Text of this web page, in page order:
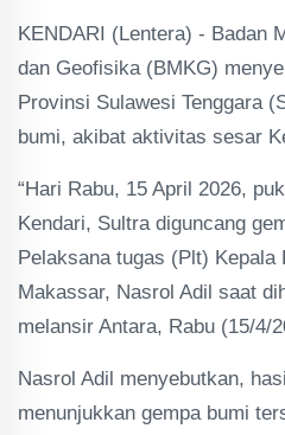
KENDARI (Lentera) - Badan
dan Geofisika (BMKG)
Provinsi Sulawesi Tenggara
bumi, akibat aktivitas sesar
“Hari Rabu, 15 April 2026,
Kendari, Sultra diguncang
Pelaksana tugas (Plt) Kepala
Makassar, Nasrol Adil saat
melansir Antara, Rabu (15/4/
Nasrol Adil menyebutkan,
menunjukkan gempa bumi